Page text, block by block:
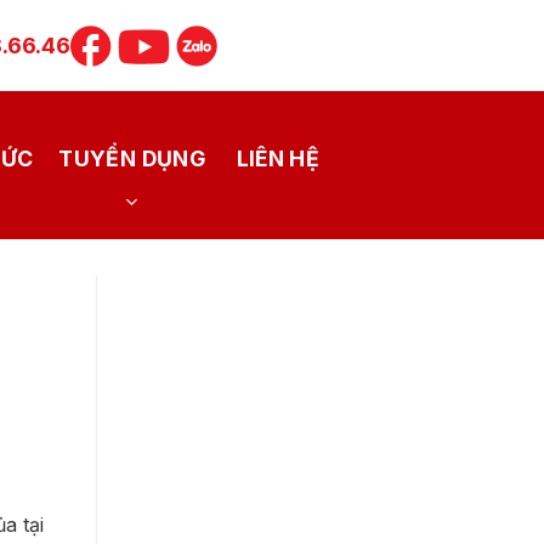
TUYỂN DỤNG LIÊN HỆ
tại